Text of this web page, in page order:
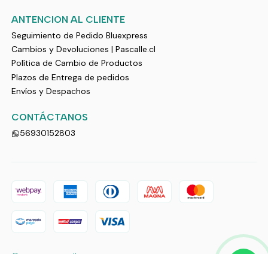
ANTENCION AL CLIENTE
Seguimiento de Pedido Bluexpress
Cambios y Devoluciones | Pascalle.cl
Política de Cambio de Productos
Plazos de Entrega de pedidos
Envíos y Despachos
CONTÁCTANOS
56930152803